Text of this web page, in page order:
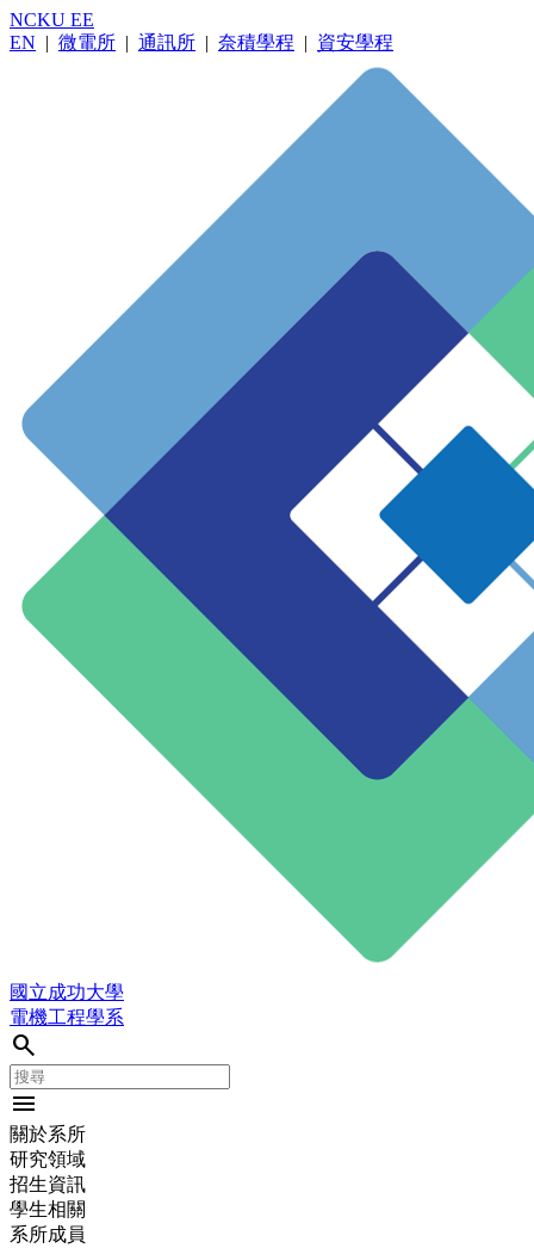
NCKU EE
EN | 微電所 | 通訊所 | 奈積學程 | 資安學程
國立成功大學
電機工程學系
search
menu
關於系所
研究領域
招生資訊
學生相關
系所成員